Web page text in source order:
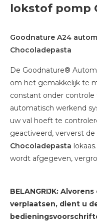
lokstof pomp
Goodnature A24
Chocoladepasta
De Goodnature®
om het gemakkelijk te
constant onder controle
automatisch werkend
uw val hoeft te
geactiveerd, ververst
Chocoladepasta
wordt afgegeven,
BELANGRIJK:
verplaatsen, dient u